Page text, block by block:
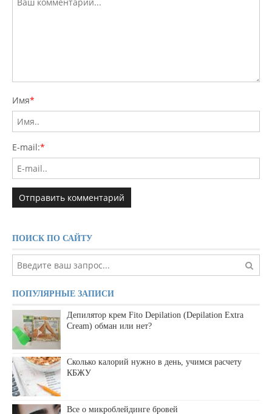
Имя*
E-mail:*
ПОИСК ПО САЙТУ
ПОПУЛЯРНЫЕ ЗАПИСИ
Депилятор крем Fito Depilation (Depilation Extra
Cream) обман или нет?
Сколько калорий нужно в день, учимся расчету
КБЖУ
Все о микроблейдинге бровей